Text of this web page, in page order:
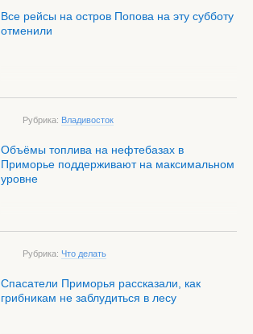
Все рейсы на остров Попова на эту субботу
отменили
Рубрика: Владивосток
Объёмы топлива на нефтебазах в
Приморье поддерживают на максимальном
уровне
Рубрика: Что делать
Спасатели Приморья рассказали, как
грибникам не заблудиться в лесу